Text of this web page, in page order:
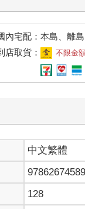
內宅配：本島、離島
店取貨：
不限金
中文繁體
128